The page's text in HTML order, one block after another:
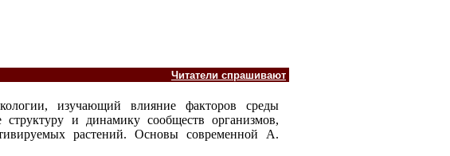
Читатели спрашивают
изучающий влияние факторов среды
и динамику сообществ организмов,
растений. Основы современной А.